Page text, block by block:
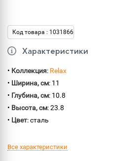
Код товара : 1031866
Характеристики
• Коллекция: Relax
• Ширина, см: 11
• Глубина, см: 10.8
• Высота, см: 23.8
• Цвет: сталь
Все характеристики